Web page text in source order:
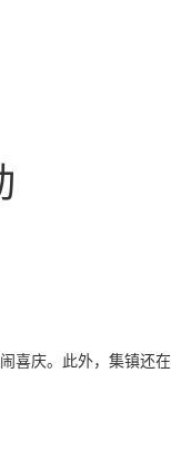
喜庆。此外，集镇还在